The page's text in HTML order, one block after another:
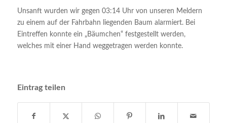
Unsanft wurden wir gegen 03:14 Uhr von unseren Meldern
zu einem auf der Fahrbahn liegenden Baum alarmiert. Bei
Eintreffen konnte ein „Bäumchen“ festgestellt werden,
welches mit einer Hand weggetragen werden konnte.
Eintrag teilen